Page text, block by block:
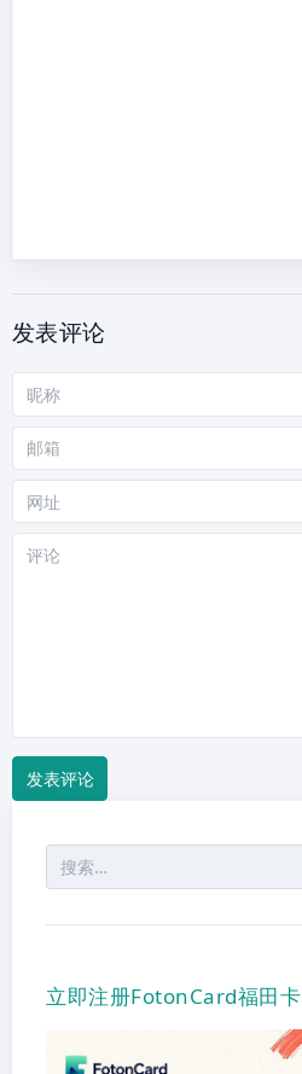
发表评论
评
昵
称
邮
箱
网
站
索：
立即注册FotonCard福田卡